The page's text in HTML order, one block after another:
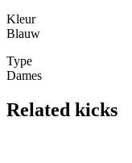
Kleur
Blauw
Type
Dames
Related kicks